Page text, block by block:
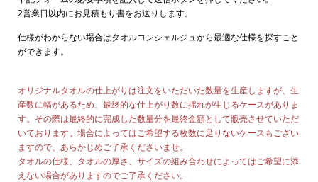
2営業日以内にお見積もり書をお送りします。
仕様がわからない場合はタオルコンシェルジュから最適な仕様を探すこと
ができます。
オリジナルタオルの仕上がりは注文をいただいた数量を生産しますが、生
産数に幅があるため、最終的な仕上がり数に揺れが生じるケースがありま
す。その際は最終的に完成した数量分を最終金額として販売させていただ
いております。場合によってはご希望する枚数に足りないケースもござい
ますので、あらかじめご了承くださいませ。
タオルの仕様、タオルの厚さ、サイズの組み合わせによってはご希望に添
えない場合がありますのでご了承ください。